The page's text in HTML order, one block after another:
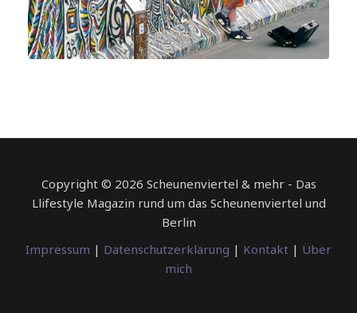
Copyright © 2026 Scheunenviertel & mehr - Das
Llifestyle Magazin rund um das Scheunenviertel und
Berlin
Impressum | Datenschutzerklärung | Kontakt | Über
mich